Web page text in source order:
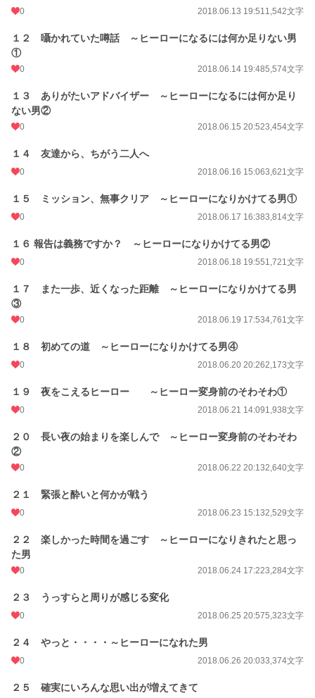
0 2018.06.13 19:511,542文字
１２ 囁かれていた噂話 ～ヒーローになるには何か足りない男
①
0 2018.06.14 19:485,574文字
１３ ありがたいアドバイザー ～ヒーローになるには何か足り
ない男②
0 2018.06.15 20:523,454文字
１４ 友達から、ちがう二人へ
0 2018.06.16 15:063,621文字
１５ ミッション、無事クリア ～ヒーローになりかけてる男①
0 2018.06.17 16:383,814文字
１６ 報告は義務ですか？ ～ヒーローになりかけてる男②
0 2018.06.18 19:551,721文字
１７ また一歩、近くなった距離 ～ヒーローになりかけてる男
③
0 2018.06.19 17:534,761文字
１８ 初めての道 ～ヒーローになりかけてる男④
0 2018.06.20 20:262,173文字
１９ 夜をこえるヒーロー ～ヒーロー変身前のそわそわ①
0 2018.06.21 14:091,938文字
２０ 長い夜の始まりを楽しんで ～ヒーロー変身前のそわそわ
②
0 2018.06.22 20:132,640文字
２１ 緊張と酔いと何かが戦う
0 2018.06.23 15:132,529文字
２２ 楽しかった時間を過ごす ～ヒーローになりきれたと思っ
た男
0 2018.06.24 17:223,284文字
２３ うっすらと周りが感じる変化
0 2018.06.25 20:575,323文字
２４ やっと・・・・～ヒーローになれた男
0 2018.06.26 20:033,374文字
２５ 確実にいろんな思い出が増えてきて